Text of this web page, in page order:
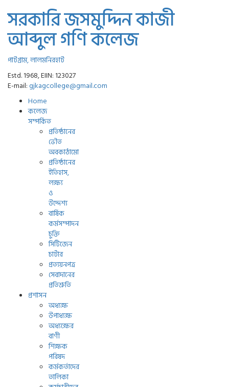
সরকারি জসমুদ্দিন কাজী
আব্দুল গণি কলেজ
পাটগ্রাম, লালমনিরহাট
Estd. 1968, EIIN: 123027
E-mail:gjkagcollege@gmail.com
Home
কলেজ
সম্পর্কিত
প্রতিষ্ঠানের
ভৌত
অবকাঠামো
প্রতিষ্ঠানের
ইতিহাস,
লক্ষ্য
ও
উদ্দেশ্য
বার্ষিক
কর্মসম্পাদন
চুক্তি
সিটিজেন
চার্টার
প্রত্যয়নপত্র
সেবাদানের
প্রতিশ্রুতি
প্রশাসন
অধ্যক্ষ
উপাধ্যক্ষ
অধ্যক্ষের
বাণী
শিক্ষক
পরিষদ
কর্মকর্তাদের
তালিকা